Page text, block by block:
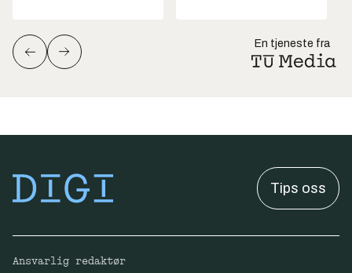
En tjeneste fra
Tips oss
Ansvarlig redaktør